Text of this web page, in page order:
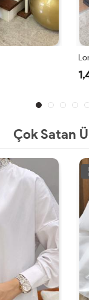
Çok Satan